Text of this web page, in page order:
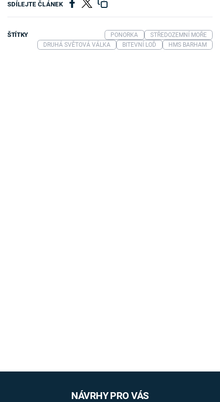
SDÍLEJTE ČLÁNEK
ŠTÍTKY PONORKA
STŘEDOZEMNÍ MOŘE
DRUHÁ SVĚTOVÁ VÁLKA
BITEVNÍ LOĎ HMS BARHAM
NÁVRHY PRO VÁS